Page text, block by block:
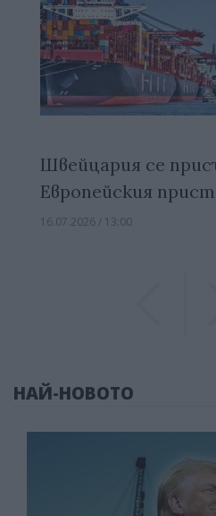
Швейцария се
Европейския
16.07.2026 / 13:00
НАЙ-НОВОТО